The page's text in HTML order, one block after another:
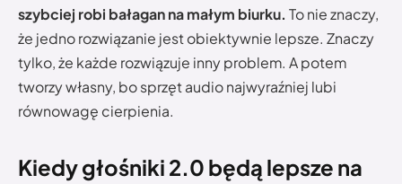
szybciej robi bałagan na małym biurku. To nie znaczy,
że jedno rozwiązanie jest obiektywnie lepsze. Znaczy
tylko, że każde rozwiązuje inny problem. A potem
tworzy własny, bo sprzęt audio najwyraźniej lubi
równowagę cierpienia.
Kiedy głośniki 2.0 będą lepsze na